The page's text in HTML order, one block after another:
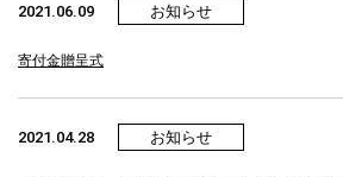
2021.06.09 お知らせ
寄付金贈呈式
2021.04.28 お知らせ